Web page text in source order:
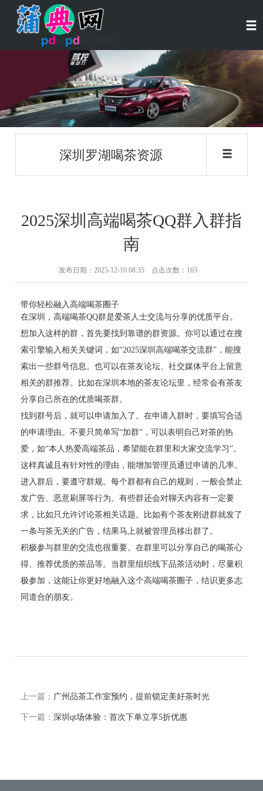
深圳罗湖喝茶资源
2025深圳高端喝茶QQ群入群指
南
发布日期：2025-12-10 08:35 点击次数：163
带你轻松融入高端喝茶圈子
在深圳，高端喝茶QQ群是爱茶人士交流与分享的优质平台。
想加入这样的群，首先要找到靠谱的群资源。你可以通过在搜
索引擎输入相关关键词，如“2025深圳高端喝茶交流群”，能搜
索出一些群号信息。也可以在茶友论坛、社交媒体平台上留意
相关的群推荐。比如在深圳本地的茶友论坛里，经常会有茶友
分享自己所在的优质喝茶群。
找到群号后，就可以申请加入了。在申请入群时，要填写合适
的申请理由。不要只简单写“加群”，可以表明自己对茶的热
爱，如“本人热爱高端茶品，希望能在群里和大家交流学习”。
这样真诚且有针对性的理由，能增加管理员通过申请的几率。
进入群后，要遵守群规。每个群都有自己的规则，一般会禁止
发广告、恶意刷屏等行为。有些群还会对聊天内容有一定要
求，比如只允许讨论茶相关话题。比如有个茶友刚进群就发了
一条与茶无关的广告，结果马上就被管理员移出群了。
积极参与群里的交流也很重要。在群里可以分享自己的喝茶心
得、推荐优质的茶品等。当群里组织线下品茶活动时，尽量积
极参加，这能让你更好地融入这个高端喝茶圈子，结识更多志
同道合的朋友。
上一篇： 广州品茶工作室预约，提前锁定美好茶时光
下一篇： 深圳qt场体验：首次下单立享5折优惠